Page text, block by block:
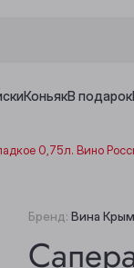
КоньякВ подарок
0,75л. Вино
Бренд: Вина